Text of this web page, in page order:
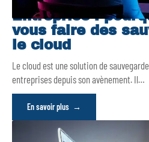
Entreprise :
vous faire des
le cloud
Le cloud est une solution de
entreprises depuis son avènement. Il…
En savoir plus